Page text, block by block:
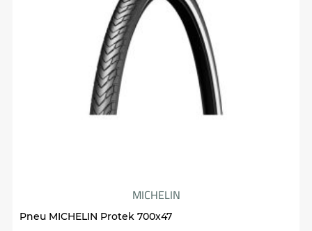
MICHELIN
Pneu MICHELIN Protek 700x47